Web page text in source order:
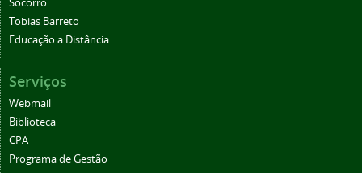
Socorro
Tobias Barreto
Educação a Distância
Serviços
Webmail
Biblioteca
CPA
Programa de Gestão